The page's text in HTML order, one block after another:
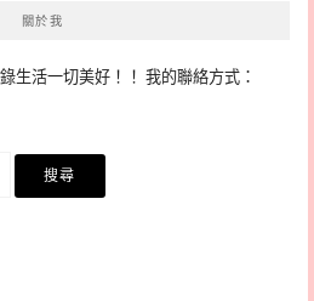
關於我
生活一切美好！！ 我的聯絡方式：